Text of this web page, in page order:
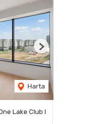
Harta
Next
Lake Club I